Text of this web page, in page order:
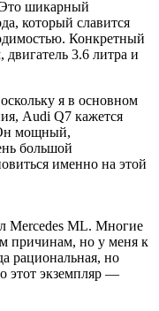
шикарный
который славится
Конкретный
3.6 литра и
я в основном
Audi Q7 кажется
мощный,
большой
именно на этой
Mercedes ML. Многие
причинам, но у меня к
рациональная, но
этот экземпляр —